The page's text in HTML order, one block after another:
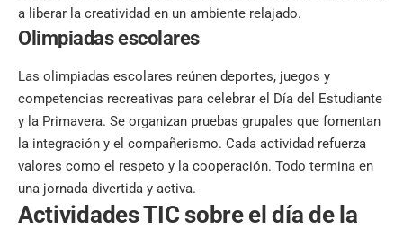
a liberar la creatividad en un ambiente relajado.
Olimpiadas escolares
Las olimpiadas escolares reúnen deportes, juegos y
competencias recreativas para celebrar el Día del Estudiante
y la Primavera. Se organizan pruebas grupales que fomentan
la integración y el compañerismo. Cada actividad refuerza
valores como el respeto y la cooperación. Todo termina en
una jornada divertida y activa.
Actividades TIC sobre el día de la